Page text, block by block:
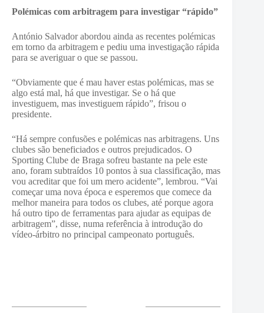
Polémicas com arbitragem para investigar “rápido”
António Salvador abordou ainda as recentes polémicas
em torno da arbitragem e pediu uma investigação rápida
para se averiguar o que se passou.
“Obviamente que é mau haver estas polémicas, mas se
algo está mal, há que investigar. Se o há que
investiguem, mas investiguem rápido”, frisou o
presidente.
“Há sempre confusões e polémicas nas arbitragens. Uns
clubes são beneficiados e outros prejudicados. O
Sporting Clube de Braga sofreu bastante na pele este
ano, foram subtraídos 10 pontos à sua classificação, mas
vou acreditar que foi um mero acidente”, lembrou. “Vai
começar uma nova época e esperemos que comece da
melhor maneira para todos os clubes, até porque agora
há outro tipo de ferramentas para ajudar as equipas de
arbitragem”, disse, numa referência à introdução do
vídeo-árbitro no principal campeonato português.